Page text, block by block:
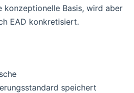
Basis, wird aber
EAD konkretisiert.
speichert